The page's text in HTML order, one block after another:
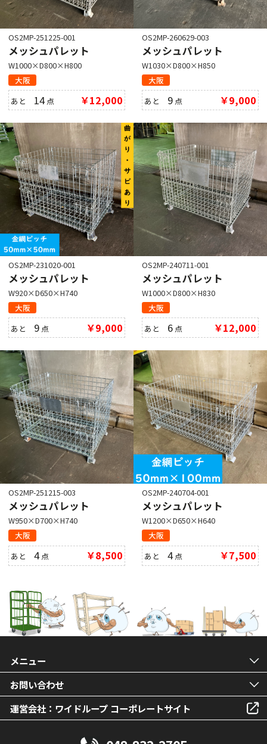
OS2MP-251225-001
メッシュパレット
W1000×D800×H800
大阪
あと 14点 ￥12,000
OS2MP-260629-003
メッシュパレット
W1030×D800×H850
大阪
あと 9 点 ￥9,000
OS2MP-231020-001
メッシュパレット
W920×D650×H740
大阪
あと 9 点 ￥9,000
OS2MP-240711-001
メッシュパレット
W1000×D800×H830
大阪
あと 6 点 ￥12,000
OS2MP-251215-003
メッシュパレット
W950×D700×H740
大阪
あと4点 ￥8,500
OS2MP-240704-001
メッシュパレット
W1200×D650×H640
大阪
あと4点 ￥7,500
メニュー
お問い合わせ
運営会社：ワイドループ コーポレートサイト